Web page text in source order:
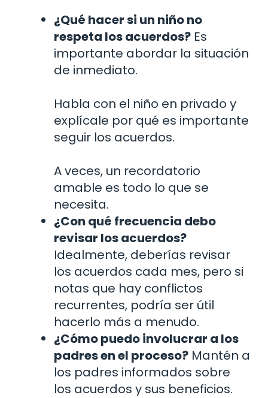
¿Qué hacer si un niño no
respeta los acuerdos? Es
importante abordar la situación
de inmediato.
Habla con el niño en privado y
explícale por qué es importante
seguir los acuerdos.
A veces, un recordatorio
amable es todo lo que se
necesita.
¿Con qué frecuencia debo
revisar los acuerdos?
Idealmente, deberías revisar
los acuerdos cada mes, pero si
notas que hay conflictos
recurrentes, podría ser útil
hacerlo más a menudo.
¿Cómo puedo involucrar a los
padres en el proceso? Mantén a
los padres informados sobre
los acuerdos y sus beneficios.